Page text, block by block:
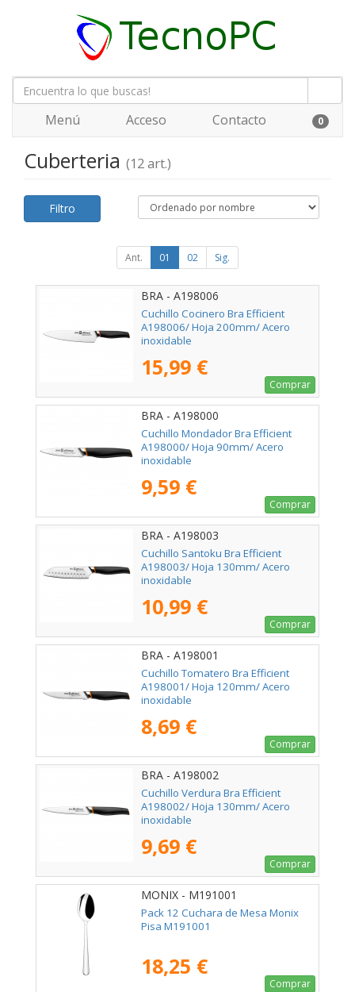
Menú Acceso Contacto 0
Cuberteria (12 art.)
Filtro
Ant. 01 02 Sig.
BRA - A198006
Cuchillo Cocinero Bra Efficient
A198006/ Hoja 200mm/ Acero
inoxidable
15,99 €
Comprar
BRA - A198000
Cuchillo Mondador Bra Efficient
A198000/ Hoja 90mm/ Acero
inoxidable
9,59 €
Comprar
BRA - A198003
Cuchillo Santoku Bra Efficient
A198003/ Hoja 130mm/ Acero
inoxidable
10,99 €
Comprar
BRA - A198001
Cuchillo Tomatero Bra Efficient
A198001/ Hoja 120mm/ Acero
inoxidable
8,69 €
Comprar
BRA - A198002
Cuchillo Verdura Bra Efficient
A198002/ Hoja 130mm/ Acero
inoxidable
9,69 €
Comprar
MONIX - M191001
Pack 12 Cuchara de Mesa Monix
Pisa M191001
18,25 €
Comprar